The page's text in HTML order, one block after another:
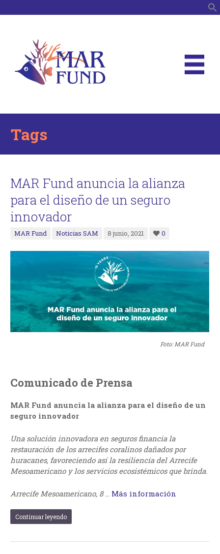
Tags
MAR Fund anuncia la alianza
para el diseño de un seguro
innovador
MAR Fund Noticias SAM 8 junio, 2021 0
Foto: MAR Fund
Comunicado de Prensa
MAR Fund anuncia la alianza para el diseño de un
seguro innovador
Una solución innovadora en seguros financia la
restauración de los arrecifes coralinos dañados por
huracanes, favoreciendo así la resiliencia del Arrecife
Mesoamericano y los servicios ecosistémicos que brinda.
Arrecife Mesoamericano, 8… Más información
Continuar leyendo